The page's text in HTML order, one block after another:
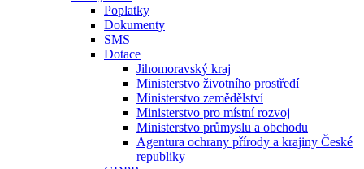
Poplatky
Dokumenty
SMS
Dotace
Jihomoravský kraj
Ministerstvo životního prostředí
Ministerstvo zemědělství
Ministerstvo pro místní rozvoj
Ministerstvo průmyslu a obchodu
Agentura ochrany přírody a krajiny České
republiky